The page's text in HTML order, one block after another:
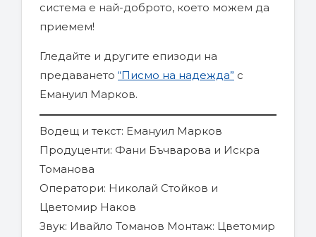
система е най-доброто, което можем да
приемем!
Гледайте и другите епизоди на
предаването “Писмо на надежда” с
Емануил Марков.
Водещ и текст: Емануил Марков
Продуценти: Фани Бъчварова и Искра
Томанова
Оператори: Николай Стойков и
Цветомир Наков
Звук: Ивайло Томанов Монтаж: Цветомир